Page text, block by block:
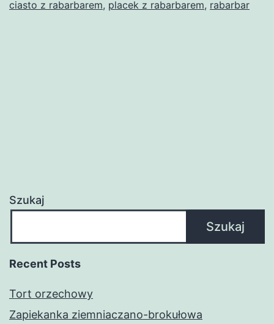
ciasto z rabarbarem, placek z rabarbarem, rabarbar
Szukaj
Szukaj
Recent Posts
Tort orzechowy
Zapiekanka ziemniaczano-brokułowa